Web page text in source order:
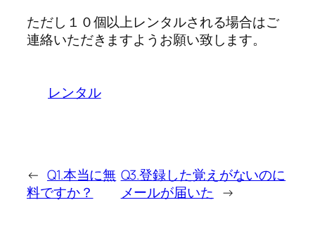
ただし１０個以上レンタルされる場合はご
連絡いただきますようお願い致します。
レンタル
← Q1.本当に無
料ですか？
Q3.登録した覚えがないのに
メールが届いた →